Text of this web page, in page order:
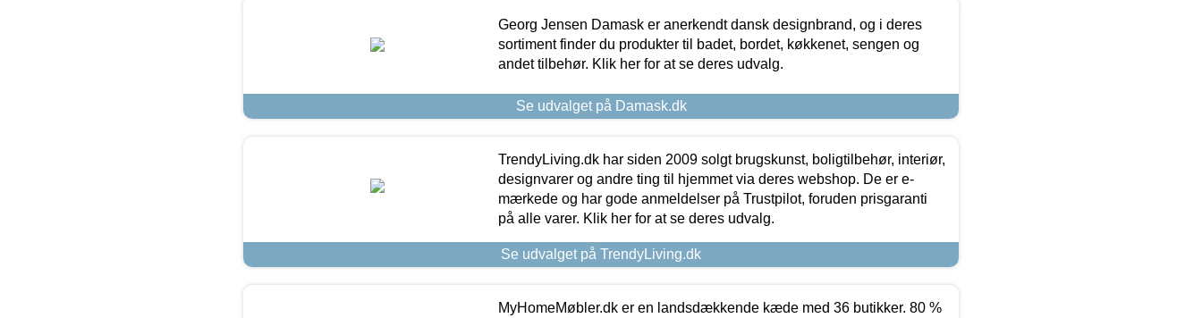
Georg Jensen Damask er anerkendt dansk designbrand, og i deres
sortiment finder du produkter til badet, bordet, køkkenet, sengen og
andet tilbehør. Klik her for at se deres udvalg.
Se udvalget på Damask.dk
TrendyLiving.dk har siden 2009 solgt brugskunst, boligtilbehør, interiør,
designvarer og andre ting til hjemmet via deres webshop. De er e-
mærkede og har gode anmeldelser på Trustpilot, foruden prisgaranti
på alle varer. Klik her for at se deres udvalg.
Se udvalget på TrendyLiving.dk
MyHomeMøbler.dk er en landsdækkende kæde med 36 butikker. 80 %